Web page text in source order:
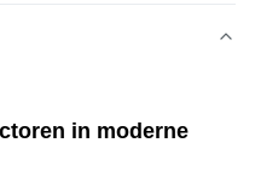
in moderne